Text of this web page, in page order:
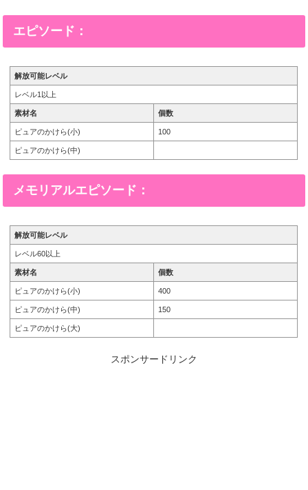
エピソード：
解放可能レベル
レベル1以上
素材名 個数
ピュアのかけら(小) 100
ピュアのかけら(中)
メモリアルエピソード：
解放可能レベル
レベル60以上
素材名 個数
ピュアのかけら(小) 400
ピュアのかけら(中) 150
ピュアのかけら(大)
スポンサードリンク